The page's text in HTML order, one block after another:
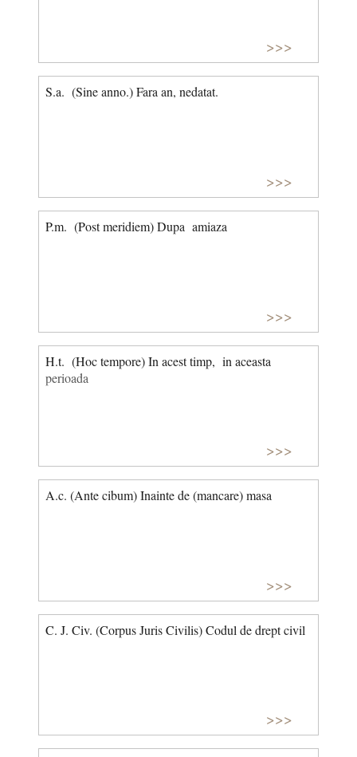
>>>
S.a. (Sine anno.) Fara an, nedatat.
>>>
P.m. (Post meridiem) Dupa amiaza
>>>
H.t. (Hoc tempore) In acest timp, in aceasta
perioada
>>>
A.c. (Ante cibum) Inainte de (mancare) masa
>>>
C. J. Civ. (Corpus Juris Civilis) Codul de drept civil
>>>